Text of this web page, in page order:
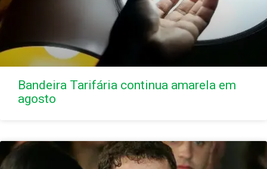
Bandeira Tarifária continua amarela em
agosto